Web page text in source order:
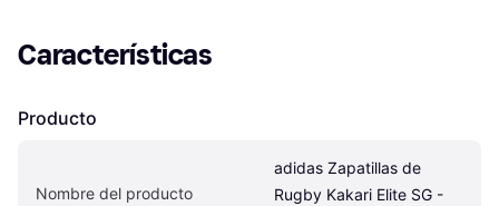
Características
Producto
Nombre del producto
adidas Zapatillas de
Rugby Kakari Elite SG -